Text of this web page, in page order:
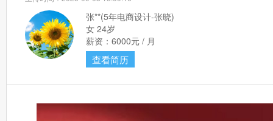
张**(5年电商设计-张晓)
女 24岁
薪资：6000元 / 月
查看简历